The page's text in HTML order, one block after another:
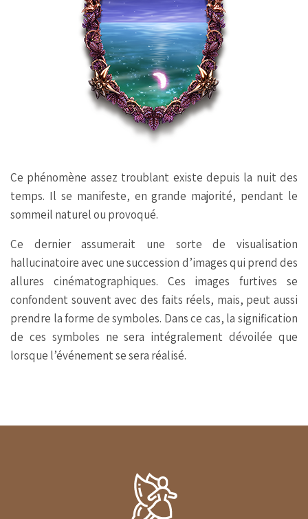
Ce phénomène assez troublant existe depuis la nuit des
temps. Il se manifeste, en grande majorité, pendant le
sommeil naturel ou provoqué.
Ce dernier assumerait une sorte de visualisation
hallucinatoire avec une succession d’images qui prend des
allures cinématographiques. Ces images furtives se
confondent souvent avec des faits réels, mais, peut aussi
prendre la forme de symboles. Dans ce cas, la signification
de ces symboles ne sera intégralement dévoilée que
lorsque l’événement se sera réalisé.